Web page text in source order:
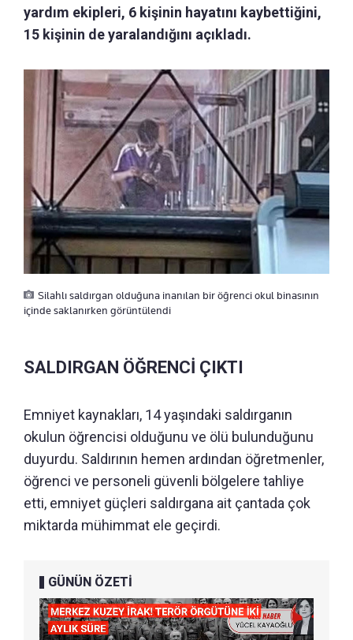
yardım ekipleri, 6 kişinin hayatını kaybettiğini,
15 kişinin de yaralandığını açıkladı.
Silahlı saldırgan olduğuna inanılan bir öğrenci okul binasının
içinde saklanırken görüntülendi
SALDIRGAN ÖĞRENCİ ÇIKTI
Emniyet kaynakları, 14 yaşındaki saldırganın
okulun öğrencisi olduğunu ve ölü bulunduğunu
duyurdu. Saldırının hemen ardından öğretmenler,
öğrenci ve personeli güvenli bölgelere tahliye
etti, emniyet güçleri saldırgana ait çantada çok
miktarda mühimmat ele geçirdi.
GÜNÜN ÖZETİ